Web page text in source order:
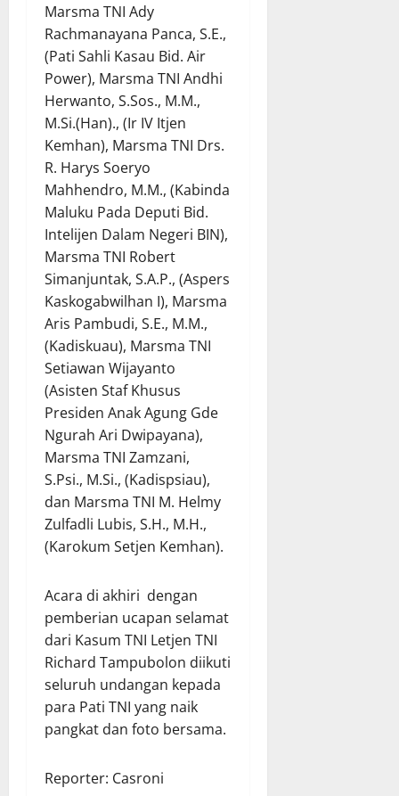
Marsma TNI Ady
Rachmanayana Panca, S.E.,
(Pati Sahli Kasau Bid. Air
Power), Marsma TNI Andhi
Herwanto, S.Sos., M.M.,
M.Si.(Han)., (Ir IV Itjen
Kemhan), Marsma TNI Drs.
R. Harys Soeryo
Mahhendro, M.M., (Kabinda
Maluku Pada Deputi Bid.
Intelijen Dalam Negeri BIN),
Marsma TNI Robert
Simanjuntak, S.A.P., (Aspers
Kaskogabwilhan I), Marsma
Aris Pambudi, S.E., M.M.,
(Kadiskuau), Marsma TNI
Setiawan Wijayanto
(Asisten Staf Khusus
Presiden Anak Agung Gde
Ngurah Ari Dwipayana),
Marsma TNI Zamzani,
S.Psi., M.Si., (Kadispsiau),
dan Marsma TNI M. Helmy
Zulfadli Lubis, S.H., M.H.,
(Karokum Setjen Kemhan).
Acara di akhiri dengan
pemberian ucapan selamat
dari Kasum TNI Letjen TNI
Richard Tampubolon diikuti
seluruh undangan kepada
para Pati TNI yang naik
pangkat dan foto bersama.
Reporter: Casroni